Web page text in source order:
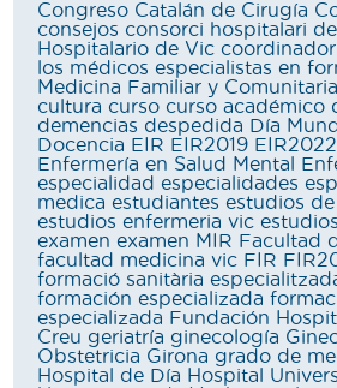
Congreso Catalán de Cirugía
consejos consorci hospitalari
Hospitalario de Vic
los médicos especialistas en
Medicina Familiar y Comunitaria
cultura curso curso académico
demencias despedida Día
Docencia EIR EIR2019 EIR2022
Enfermería en Salud Mental
especialidad especialidades
medica estudiantes estudios
estudios enfermeria vic
examen examen MIR Facultad
facultad medicina vic FIR
formació sanitària
formación especializada
especializada Fundación
Creu geriatría ginecología
Obstetricia Girona grado de
Hospital de Día Hospital